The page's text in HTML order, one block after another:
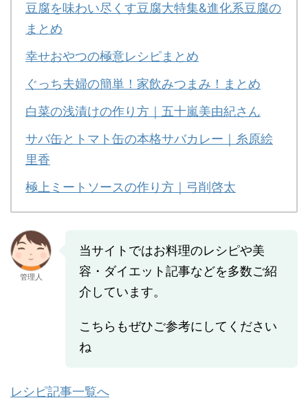
豆腐を味わい尽くす豆腐大特集&進化系豆腐の
まとめ
幸せおやつの極意レシピまとめ
ぐっち夫婦の簡単！家飲みつまみ！まとめ
白菜の浅漬けの作り方｜五十嵐美由紀さん
サバ缶とトマト缶の本格サバカレー｜糸原絵
里香
極上ミートソースの作り方｜弓削啓太
管理人
当サイトではお料理のレシピや美
容・ダイエット記事などを多数ご紹
介しています。
こちらもぜひご参考にしてください
ね
レシピ記事一覧へ